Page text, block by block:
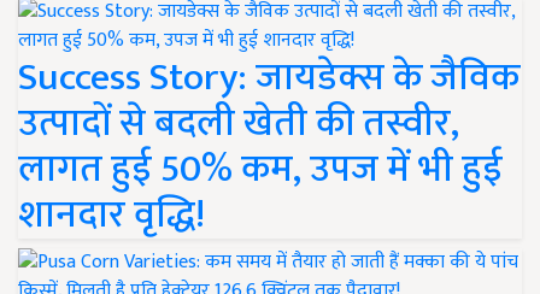
Success Story: जायडेक्स के जैविक
उत्पादों से बदली खेती की तस्वीर,
लागत हुई 50% कम, उपज में भी हुई
शानदार वृद्धि!